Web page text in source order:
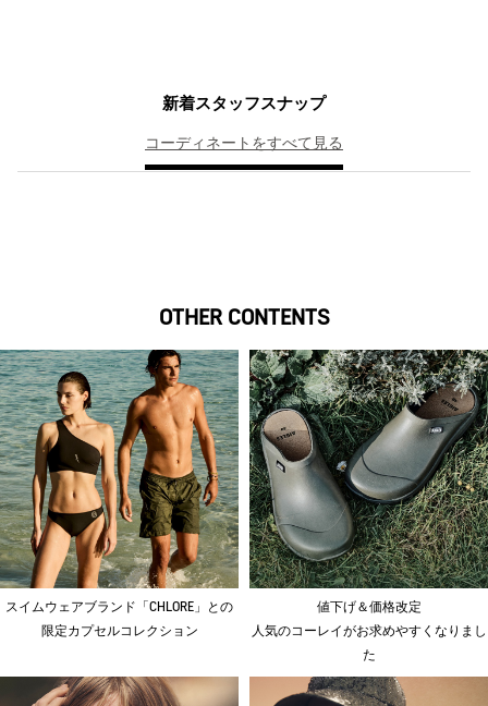
新着スタッフスナップ
コーディネートをすべて見る
OTHER CONTENTS
スイムウェアブランド「CHLORE」との
限定カプセルコレクション
値下げ＆価格改定
人気のコーレイがお求めやすくなりまし
た